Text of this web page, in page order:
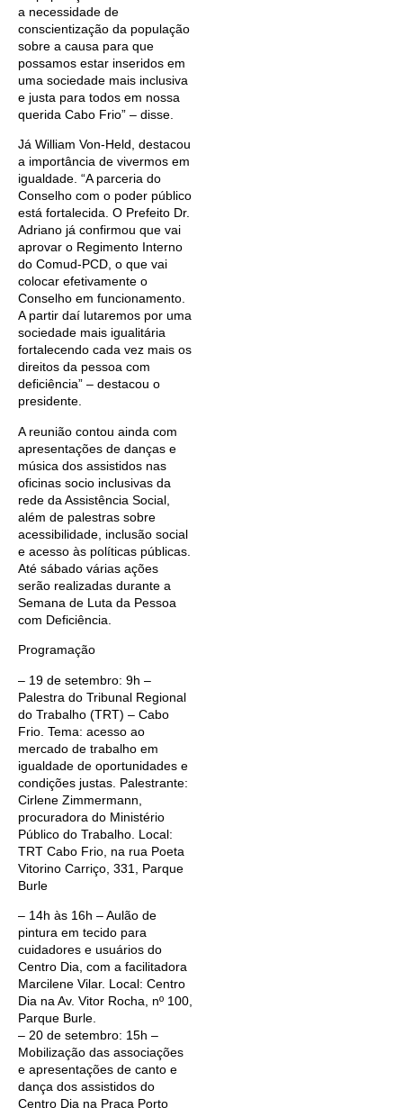
a necessidade de
conscientização da população
sobre a causa para que
possamos estar inseridos em
uma sociedade mais inclusiva
e justa para todos em nossa
querida Cabo Frio” – disse.
Já William Von-Held, destacou
a importância de vivermos em
igualdade. “A parceria do
Conselho com o poder público
está fortalecida. O Prefeito Dr.
Adriano já confirmou que vai
aprovar o Regimento Interno
do Comud-PCD, o que vai
colocar efetivamente o
Conselho em funcionamento.
A partir daí lutaremos por uma
sociedade mais igualitária
fortalecendo cada vez mais os
direitos da pessoa com
deficiência” – destacou o
presidente.
A reunião contou ainda com
apresentações de danças e
música dos assistidos nas
oficinas socio inclusivas da
rede da Assistência Social,
além de palestras sobre
acessibilidade, inclusão social
e acesso às políticas públicas.
Até sábado várias ações
serão realizadas durante a
Semana de Luta da Pessoa
com Deficiência.
Programação
– 19 de setembro: 9h –
Palestra do Tribunal Regional
do Trabalho (TRT) – Cabo
Frio. Tema: acesso ao
mercado de trabalho em
igualdade de oportunidades e
condições justas. Palestrante:
Cirlene Zimmermann,
procuradora do Ministério
Público do Trabalho. Local:
TRT Cabo Frio, na rua Poeta
Vitorino Carriço, 331, Parque
Burle
– 14h às 16h – Aulão de
pintura em tecido para
cuidadores e usuários do
Centro Dia, com a facilitadora
Marcilene Vilar. Local: Centro
Dia na Av. Vitor Rocha, nº 100,
Parque Burle.
– 20 de setembro: 15h –
Mobilização das associações
e apresentações de canto e
dança dos assistidos do
Centro Dia na Praça Porto